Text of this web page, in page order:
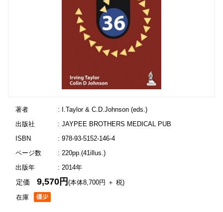
著者
: I.Taylor & C.D.Johnson (eds.)
出版社
: JAYPEE BROTHERS MEDICAL PUB
ISBN
: 978-93-5152-146-4
ページ数
: 220pp.(41illus.)
出版年
: 2014年
在庫
定価9,570円(本体8,700円 ＋ 税)